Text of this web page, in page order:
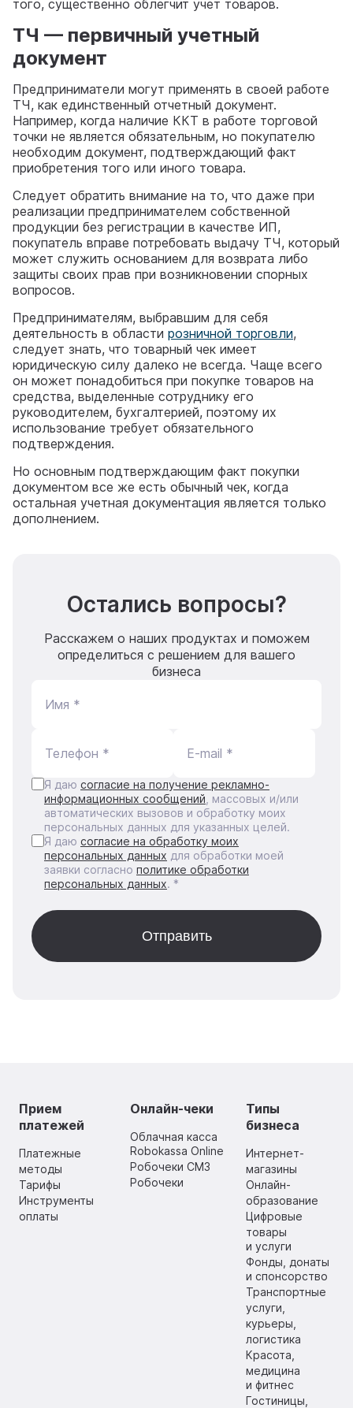
того, существенно облегчит учет товаров.
ТЧ — первичный учетный
документ
Предприниматели могут применять в своей работе
ТЧ, как единственный отчетный документ.
Например, когда наличие ККТ в работе торговой
точки не является обязательным, но покупателю
необходим документ, подтверждающий факт
приобретения того или иного товара.
Следует обратить внимание на то, что даже при
реализации предпринимателем собственной
продукции без регистрации в качестве ИП,
покупатель вправе потребовать выдачу ТЧ, который
может служить основанием для возврата либо
защиты своих прав при возникновении спорных
вопросов.
Предпринимателям, выбравшим для себя
деятельность в области розничной торговли,
следует знать, что товарный чек имеет
юридическую силу далеко не всегда. Чаще всего
он может понадобиться при покупке товаров на
средства, выделенные сотруднику его
руководителем, бухгалтерией, поэтому их
использование требует обязательного
подтверждения.
Но основным подтверждающим факт покупки
документом все же есть обычный чек, когда
остальная учетная документация является только
дополнением.
Остались вопросы?
Расскажем о наших продуктах и поможем
определиться с решением для вашего
бизнеса
Имя *
Телефон * E-mail *
Я даю согласие на получение рекламно-
информационных сообщений , массовых и/или
автоматических вызовов и обработку моих
персональных данных для указанных целей.
Я даю согласие на обработку моих
персональных данных для обработки моей
заявки согласно политике обработки
персональных данных. *
Прием
платежей
Платежные
методы
Тарифы
Инструменты
оплаты
Онлайн-чеки
Облачная касса
Robokassa Online
Робочеки СМЗ
Робочеки
Типы
бизнеса
Интернет-
магазины
Онлайн-
образование
Цифровые
товары
и услуги
Фонды, донаты
и спонсорство
Транспортные
услуги,
курьеры,
логистика
Красота,
медицина
и фитнес
Гостиницы,